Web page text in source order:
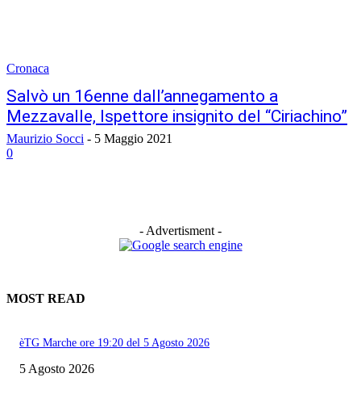
Cronaca
Salvò un 16enne dall’annegamento a
Mezzavalle, Ispettore insignito del “Ciriachino”
Maurizio Socci - 5 Maggio 2021
0
- Advertisment -
MOST READ
èTG Marche ore 19:20 del 5 Agosto 2026
5 Agosto 2026